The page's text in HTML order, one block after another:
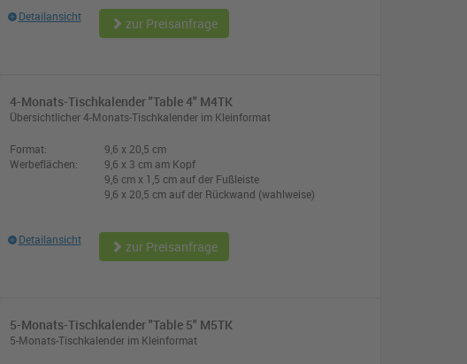
Detailansicht zur Preisanfrage
4-Monats-Tischkalender "Table 4" M4TK
Übersichtlicher 4-Monats-Tischkalender im Kleinformat
Format:
9,6 x 20,5 cm
Werbeflächen:
9,6 x 3 cm am Kopf
9,6 cm x 1,5 cm auf der Fußleiste
9,6 x 20,5 cm auf der Rückwand (wahlweise)
Detailansicht zur Preisanfrage
5-Monats-Tischkalender "Table 5" M5TK
5-Monats-Tischkalender im Kleinformat